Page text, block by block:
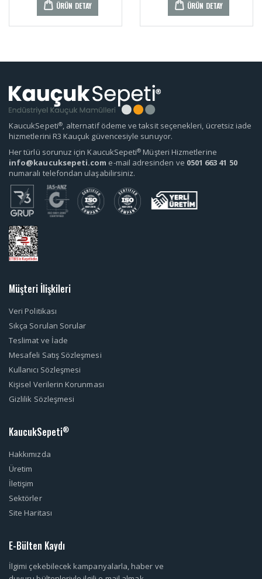
ÜRÜN DETAY ÜRÜN DETAY
KaucukSepeti®, alternatif ödeme ve taksit seçenekleri, ücretsiz iade
hizmetlerini R3 Kauçuk güvencesiyle sunuyor.
Her türlü sorunuz için KaucukSepeti® Müşteri Hizmetlerine
info@kaucuksepeti.com e-mail adresinden ve 0501 663 41 50
numaralı telefondan ulaşabilirsiniz.
Müşteri İlişkileri
Veri Politikası
Sıkça Sorulan Sorular
Teslimat ve İade
Mesafeli Satış Sözleşmesi
Kullanıcı Sözleşmesi
Kişisel Verilerin Korunması
Gizlilik Sözleşmesi
KaucukSepeti®
Hakkımızda
Üretim
İletişim
Sektörler
Site Haritası
E-Bülten Kaydı
İlgimi çekebilecek kampanyalarla, haber ve